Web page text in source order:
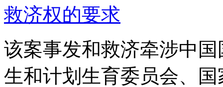
救济权的要求
该案事发和救济牵涉中
生和计划生育委员会、